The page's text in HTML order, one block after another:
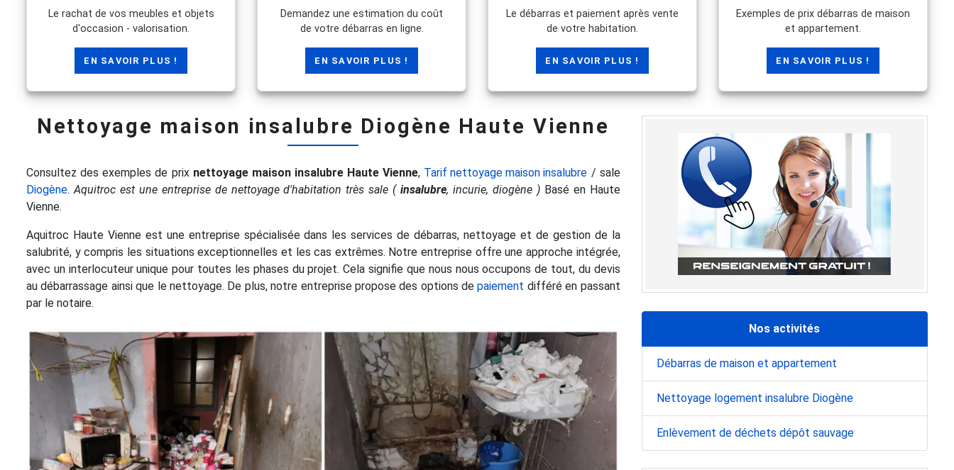
Le rachat de vos meubles et objets
d'occasion - valorisation.
EN SAVOIR PLUS !
Demandez une estimation du coût
de votre débarras en ligne.
EN SAVOIR PLUS !
Le débarras et paiement après vente
de votre habitation.
EN SAVOIR PLUS !
Exemples de prix débarras de maison
et appartement.
EN SAVOIR PLUS !
Nettoyage maison insalubre Diogène Haute Vienne
Consultez des exemples de prix nettoyage maison insalubre Haute Vienne, Tarif nettoyage maison insalubre / sale
Diogène.Aquitroc est une entreprise de nettoyage d'habitation très sale (insalubre, incurie, diogène )Basé en Haute
Vienne.
Aquitroc Haute Vienne est une entreprise spécialisée dans les services de débarras, nettoyage et de gestion de la
salubrité, y compris les situations exceptionnelles et les cas extrêmes. Notre entreprise offre une approche intégrée,
avec un interlocuteur unique pour toutes les phases du projet. Cela signifie que nous nous occupons de tout, du devis
au débarrassage ainsi que le nettoyage. De plus, notre entreprise propose des options depaiement différé en passant
par le notaire.
Nos activités
Débarras de maison et appartement
Nettoyage logement insalubre Diogène
Enlèvement de déchets dépôt sauvage